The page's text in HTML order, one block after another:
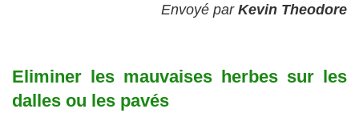
Envoyé par Kevin Theodore
Eliminer les mauvaises herbes sur les
dalles ou les pavés